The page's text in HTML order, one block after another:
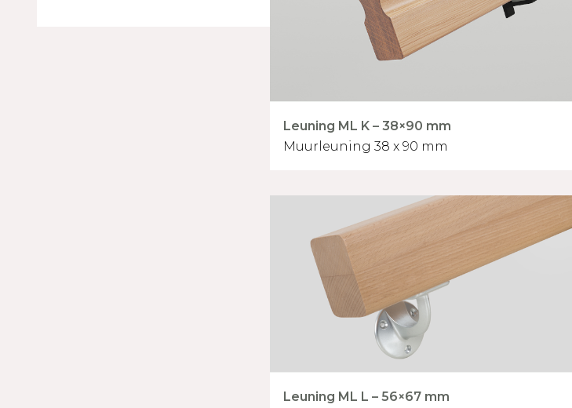
Leuning ML K – 38×90 mm
Muurleuning 38 x 90 mm
Leuning ML L – 56×67 mm